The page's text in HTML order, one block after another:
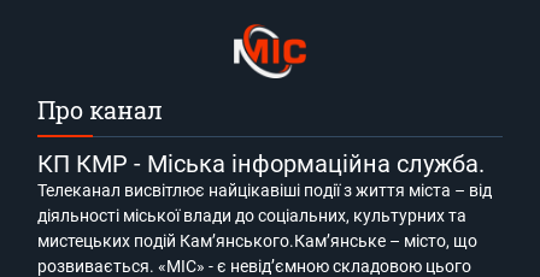
Про канал
КП КМР - Міська інформаційна служба.
Телеканал висвітлює найцікавіші події з життя міста – від
діяльності міської влади до соціальних, культурних та
мистецьких подій Кам’янського.Кам’янське – місто, що
розвивається. «МІС» - є невід’ємною складовою цього